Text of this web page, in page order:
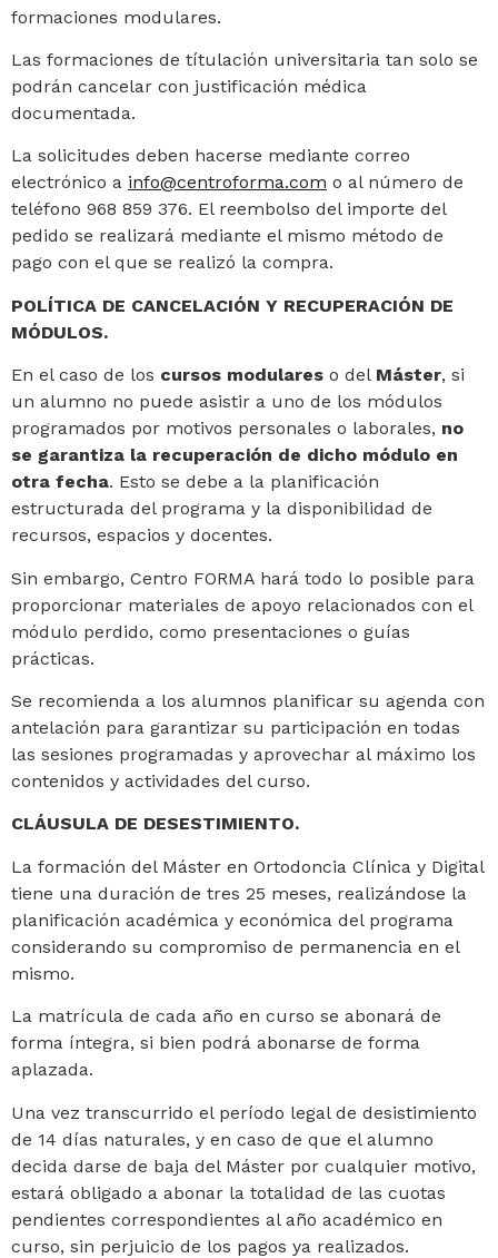
formaciones modulares.
Las formaciones de títulación universitaria tan solo se
podrán cancelar con justificación médica
documentada.
La solicitudes deben hacerse mediante correo
electrónico a info@centroforma.com o al número de
teléfono 968 859 376. El reembolso del importe del
pedido se realizará mediante el mismo método de
pago con el que se realizó la compra.
POLÍTICA DE CANCELACIÓN Y RECUPERACIÓN DE
MÓDULOS.
En el caso de los cursos modulares o del Máster, si
un alumno no puede asistir a uno de los módulos
programados por motivos personales o laborales, no
se garantiza la recuperación de dicho módulo en
otra fecha. Esto se debe a la planificación
estructurada del programa y la disponibilidad de
recursos, espacios y docentes.
Sin embargo, Centro FORMA hará todo lo posible para
proporcionar materiales de apoyo relacionados con el
módulo perdido, como presentaciones o guías
prácticas.
Se recomienda a los alumnos planificar su agenda con
antelación para garantizar su participación en todas
las sesiones programadas y aprovechar al máximo los
contenidos y actividades del curso.
CLÁUSULA DE DESESTIMIENTO.
La formación del Máster en Ortodoncia Clínica y Digital
tiene una duración de tres 25 meses, realizándose la
planificación académica y económica del programa
considerando su compromiso de permanencia en el
mismo.
La matrícula de cada año en curso se abonará de
forma íntegra, si bien podrá abonarse de forma
aplazada.
Una vez transcurrido el período legal de desistimiento
de 14 días naturales, y en caso de que el alumno
decida darse de baja del Máster por cualquier motivo,
estará obligado a abonar la totalidad de las cuotas
pendientes correspondientes al año académico en
curso, sin perjuicio de los pagos ya realizados.